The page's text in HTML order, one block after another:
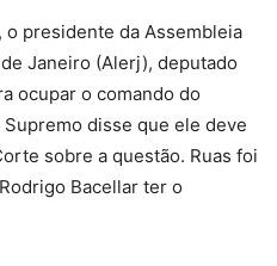
presidente da Assembleia
Janeiro (Alerj), deputado
ocupar o comando do
disse que ele deve
sobre a questão. Ruas foi
Bacellar ter o